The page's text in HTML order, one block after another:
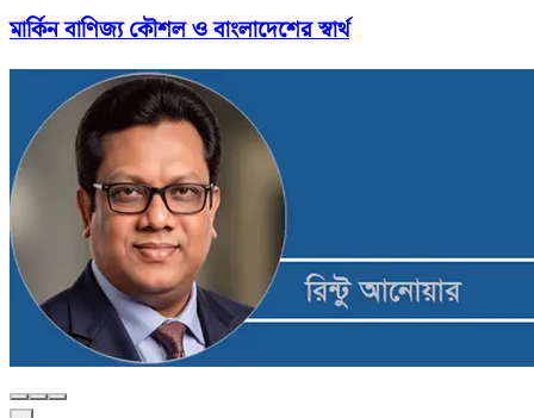
মার্কিন বাণিজ্য কৌশল ও বাংলাদেশের স্বার্থ